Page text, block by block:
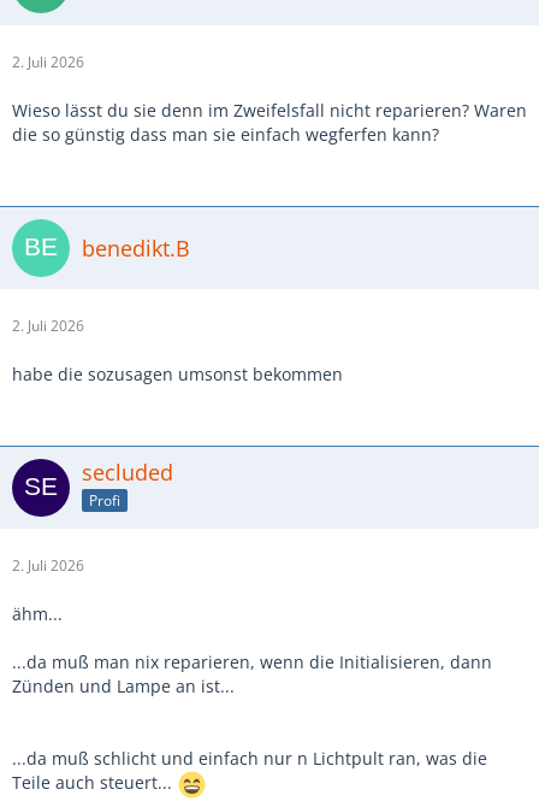
2. Juli 2026
Wieso lässt du sie denn im Zweifelsfall nicht reparieren? Waren
die so günstig dass man sie einfach wegferfen kann?
benedikt.B
2. Juli 2026
habe die sozusagen umsonst bekommen
secluded
Profi
2. Juli 2026
ähm...
...da muß man nix reparieren, wenn die Initialisieren, dann
Zünden und Lampe an ist...
...da muß schlicht und einfach nur n Lichtpult ran, was die
Teile auch steuert...